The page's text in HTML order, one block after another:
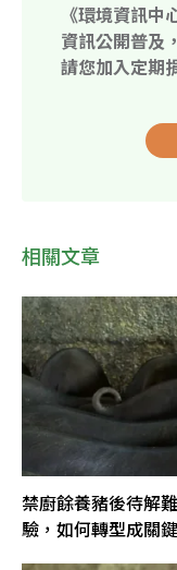
《環境資訊
資訊公開普及
請您加入定期
相關文章
禁廚餘養豬後待解
驗，如何轉型成關鍵